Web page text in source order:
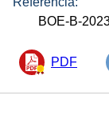
BOE-B-
PDF